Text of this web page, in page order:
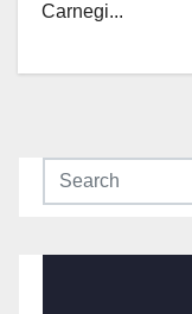
Carnegi...